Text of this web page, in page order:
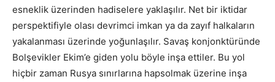
esneklik üzerinden hadiselere yaklaşılır. Net bir iktidar
perspektifiyle olası devrimci imkan ya da zayıf halkaların
yakalanması üzerinde yoğunlaşılır. Savaş konjonktüründe
Bolşevikler Ekim’e giden yolu böyle inşa ettiler. Bu yol
hiçbir zaman Rusya sınırlarına hapsolmak üzerine inşa